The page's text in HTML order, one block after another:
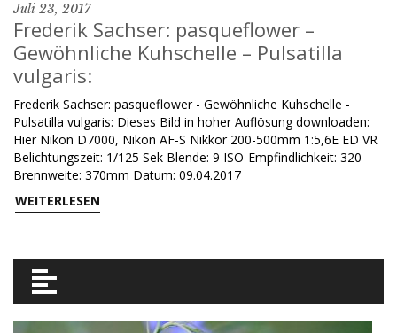
Juli 23, 2017
Frederik Sachser: pasqueflower –
Gewöhnliche Kuhschelle – Pulsatilla
vulgaris:
Frederik Sachser: pasqueflower - Gewöhnliche Kuhschelle -
Pulsatilla vulgaris: Dieses Bild in hoher Auflösung downloaden:
Hier Nikon D7000, Nikon AF-S Nikkor 200-500mm 1:5,6E ED VR
Belichtungszeit: 1/125 Sek Blende: 9 ISO-Empfindlichkeit: 320
Brennweite: 370mm Datum: 09.04.2017
WEITERLESEN